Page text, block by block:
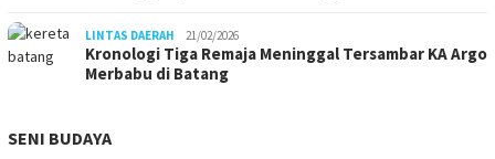
LINTAS DAERAH 21/02/2026
Kronologi Tiga Remaja Meninggal Tersambar KA Argo
Merbabu di Batang
SENI BUDAYA